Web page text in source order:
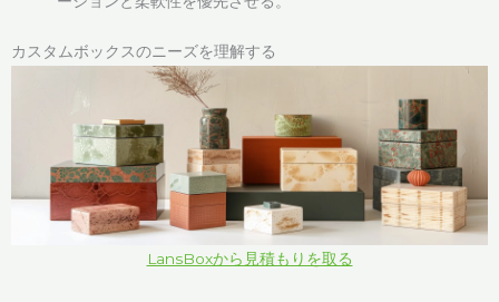
カスタムボックスのニーズを理解する
LansBoxから見積もりを取る